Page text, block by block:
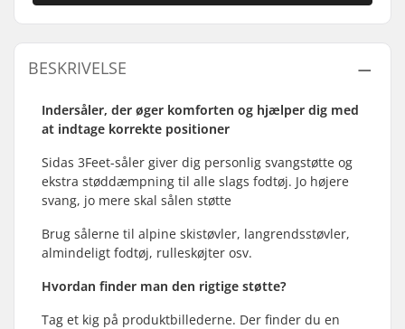
BESKRIVELSE
Indersåler, der øger komforten og hjælper dig med
at indtage korrekte positioner
Sidas 3Feet-såler giver dig personlig svangstøtte og
ekstra støddæmpning til alle slags fodtøj. Jo højere
svang, jo mere skal sålen støtte
Brug sålerne til alpine skistøvler, langrendsstøvler,
almindeligt fodtøj, rulleskøjter osv.
Hvordan finder man den rigtige støtte?
Tag et kig på produktbillederne. Der finder du en